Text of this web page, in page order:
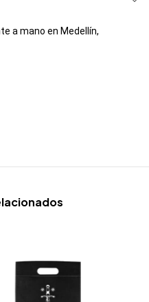
a mano en Medellín,